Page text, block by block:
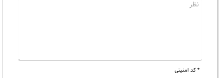
* کد امنیتی